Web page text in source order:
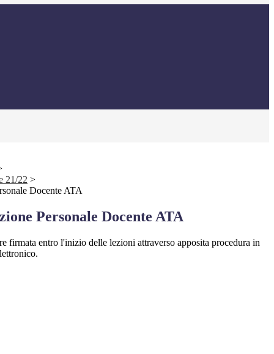
21/22 >
Docente ATA
Personale Docente ATA
firmata entro l'inizio delle lezioni attraverso apposita procedura in